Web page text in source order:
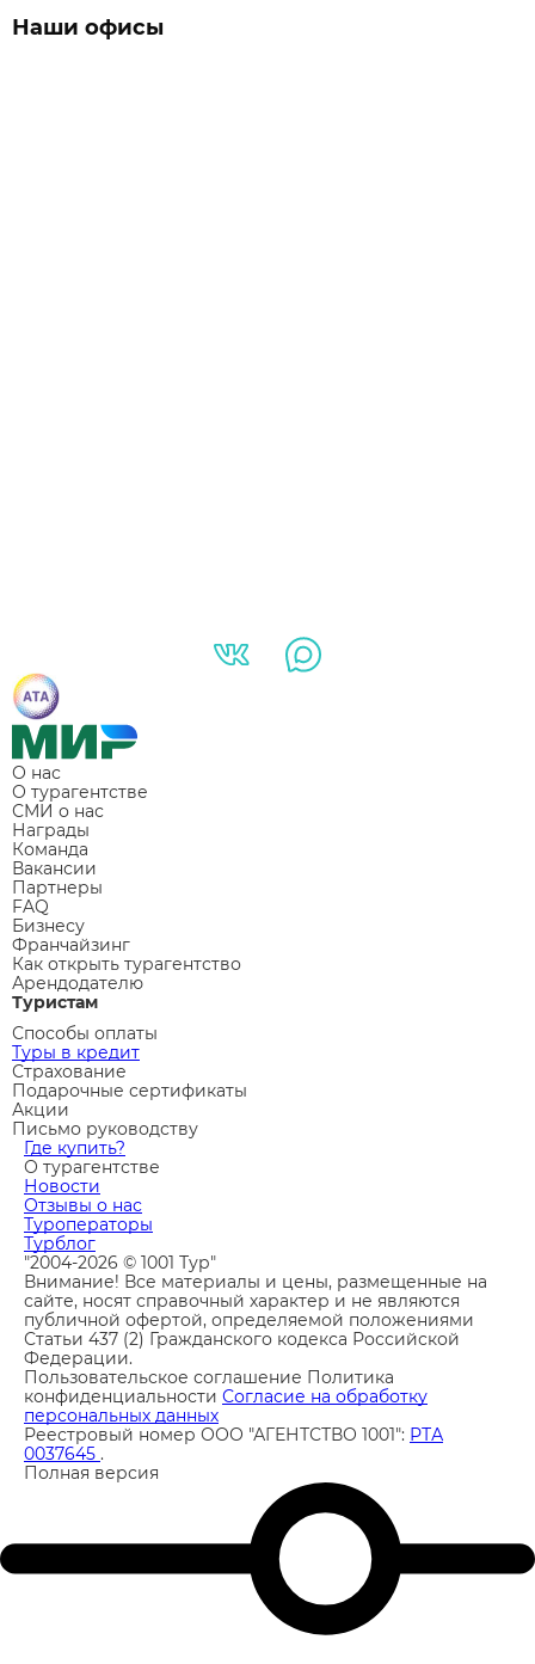
Наши офисы
О нас
О турагентстве
СМИ о нас
Награды
Команда
Вакансии
Партнеры
FAQ
Бизнесу
Франчайзинг
Как открыть турагентство
Арендодателю
Туристам
Способы оплаты
Туры в кредит
Страхование
Подарочные сертификаты
Акции
Письмо руководству
Где купить?
О турагентстве
Новости
Отзывы о нас
Туроператоры
Турблог
"2004-2026 © 1001 Тур"
Внимание! Все материалы и цены, размещенные на
сайте, носят справочный характер и не являются
публичной офертой, определяемой положениями
Статьи 437 (2) Гражданского кодекса Российской
Федерации.
Пользовательское соглашение Политика
конфиденциальности Согласие на обработку
персональных данных
Реестровый номер ООО "АГЕНТСТВО 1001": РТА
0037645 .
Полная версия